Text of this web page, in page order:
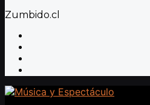
Zumbido.cl